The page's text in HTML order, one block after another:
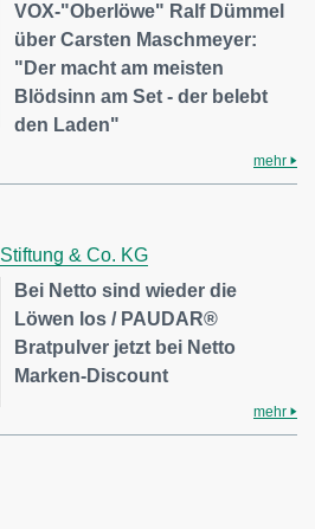
VOX-"Oberlöwe" Ralf Dümmel
über Carsten Maschmeyer:
"Der macht am meisten
Blödsinn am Set - der belebt
den Laden"
mehr
& Co. KG
Bei Netto sind wieder die
Löwen los / PAUDAR®
Bratpulver jetzt bei Netto
Marken-Discount
mehr